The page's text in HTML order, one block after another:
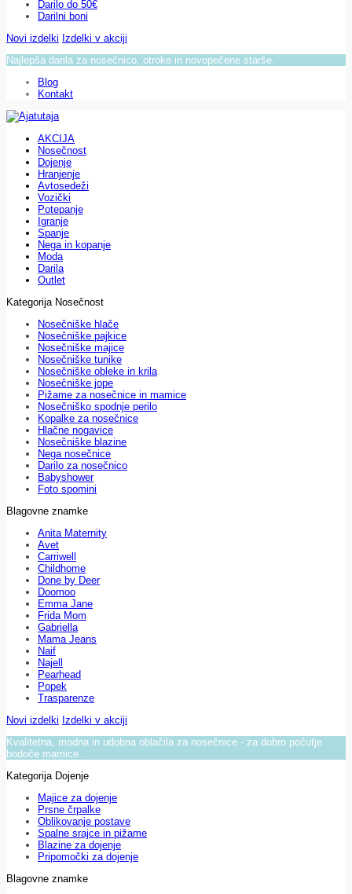
Darilo do 50€
Darilni boni
Novi izdelki Izdelki v akciji
Najlepša darila za nosečnico, otroke in novopečene starše.
Blog
Kontakt
AKCIJA
Nosečnost
Dojenje
Hranjenje
Avtosedeži
Vozički
Potepanje
Igranje
Spanje
Nega in kopanje
Moda
Darila
Outlet
Kategorija Nosečnost
Nosečniške hlače
Nosečniške pajkice
Nosečniške majice
Nosečniške tunike
Nosečniške obleke in krila
Nosečniške jope
Pižame za nosečnice in mamice
Nosečniško spodnje perilo
Kopalke za nosečnice
Hlačne nogavice
Nosečniške blazine
Nega nosečnice
Darilo za nosečnico
Babyshower
Foto spomini
Blagovne znamke
Anita Maternity
Avet
Carriwell
Childhome
Done by Deer
Doomoo
Emma Jane
Frida Mom
Gabriella
Mama Jeans
Naif
Najell
Pearhead
Popek
Trasparenze
Novi izdelki Izdelki v akciji
Kvalitetna, modna in udobna oblačila za nosečnice - za dobro počutje
bodoče mamice.
Kategorija Dojenje
Majice za dojenje
Prsne črpalke
Oblikovanje postave
Spalne srajce in pižame
Blazine za dojenje
Pripomočki za dojenje
Blagovne znamke